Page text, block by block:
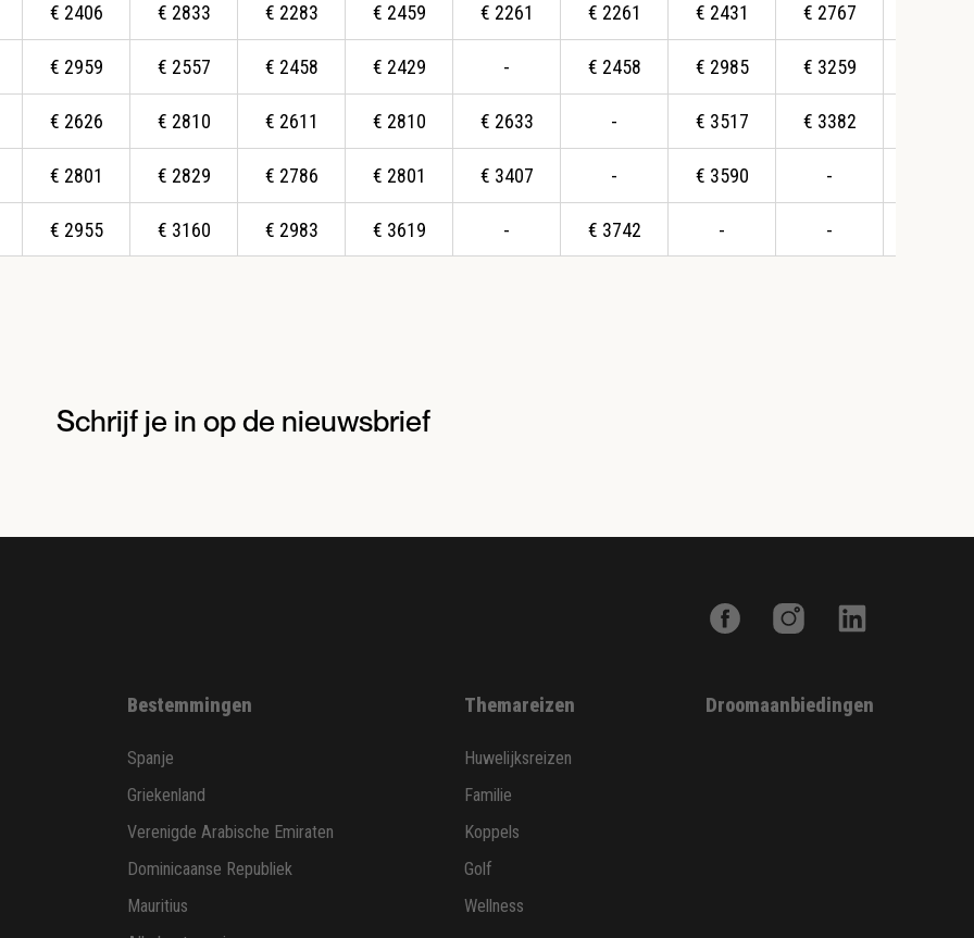
€ 2406
€ 2959
€ 2626
€ 2801
€ 2955
€ 2833
€ 2557
€ 2810
€ 2829
€ 3160
€ 2283
€ 2458
€ 2611
€ 2786
€ 2983
€ 2459
€ 2429
€ 2810
€ 2801
€ 3619
€ 2261
-
€ 2633
€ 3407
-
€ 2261
€ 2458
-
-
€ 3742
€ 2431
€ 2985
€ 3517
€ 3590
-
€ 2767
€ 3259
€ 3382
-
-
Schrijf je in op de nieuwsbrief
Bestemmingen
Spanje
Griekenland
Verenigde Arabische Emiraten
Dominicaanse Republiek
Mauritius
Themareizen
Huwelijksreizen
Familie
Koppels
Golf
Wellness
Droomaanbiedingen